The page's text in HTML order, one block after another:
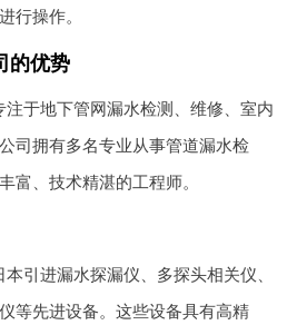
行操作。
的优势
于地下管网漏水检测、维修、室内
司拥有多名专业从事管道漏水检
富、技术精湛的工程师。
引进漏水探漏仪、多探头相关仪、
等先进设备。这些设备具有高精